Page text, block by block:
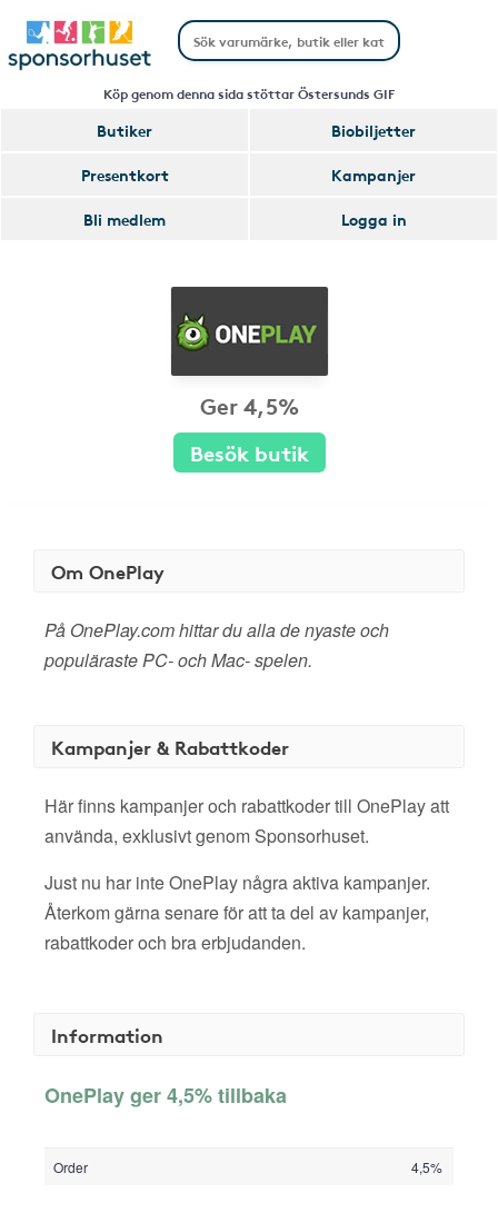
Köp genom denna sida stöttar Östersunds GIF
Butiker
Biobiljetter
Presentkort
Kampanjer
Bli medlem
Logga in
Ger 4,5%
Besök butik
Om OnePlay
På OnePlay.com hittar du alla de nyaste och
populäraste PC- och Mac- spelen.
Kampanjer & Rabattkoder
Här finns kampanjer och rabattkoder till OnePlay att
använda, exklusivt genom Sponsorhuset.
Just nu har inte OnePlay några aktiva kampanjer.
Återkom gärna senare för att ta del av kampanjer,
rabattkoder och bra erbjudanden.
Information
OnePlay ger 4,5% tillbaka
Order 4,5%